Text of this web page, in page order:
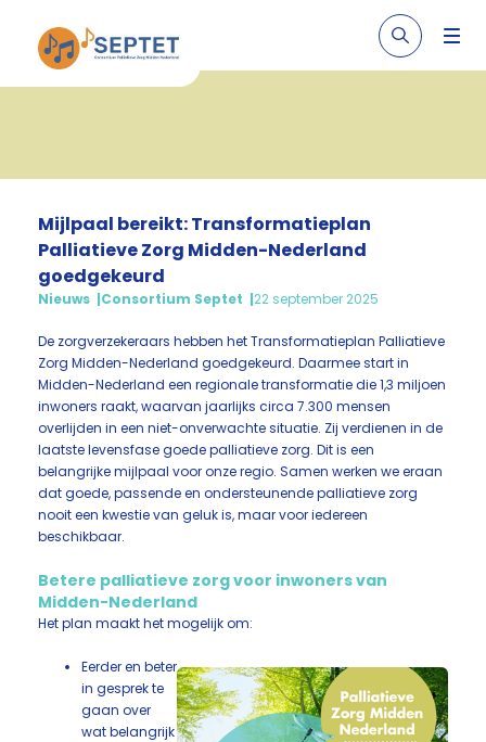
Mijlpaal bereikt: Transformatieplan
Palliatieve Zorg Midden-Nederland
goedgekeurd
Nieuws Consortium Septet 22 september 2025
De zorgverzekeraars hebben het Transformatieplan Palliatieve
Zorg Midden-Nederland goedgekeurd. Daarmee start in
Midden-Nederland een regionale transformatie die 1,3 miljoen
inwoners raakt, waarvan jaarlijks circa 7.300 mensen
overlijden in een niet-onverwachte situatie. Zij verdienen in de
laatste levensfase goede palliatieve zorg. Dit is een
belangrijke mijlpaal voor onze regio. Samen werken we eraan
dat goede, passende en ondersteunende palliatieve zorg
nooit een kwestie van geluk is, maar voor iedereen
beschikbaar.
Betere palliatieve zorg voor inwoners van
Midden-Nederland
Het plan maakt het mogelijk om:
Eerder en beter
in gesprek te
gaan over
wat belangrijk